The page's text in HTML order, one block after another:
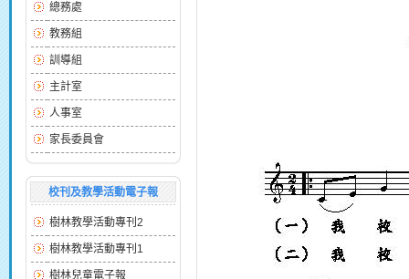
總務處
教務組
訓導組
主計室
人事室
家長委員會
校刊及教學活動電子報
樹林教學活動專刊2
樹林教學活動專刊1
樹林兒童電子報